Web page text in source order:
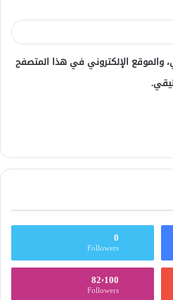
والموقع الإلكتروني في هذا المتصفح
0
Followers
82٬100
Followers